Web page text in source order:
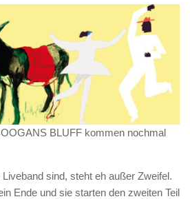
BLUFF kommen nochmal
sind, steht eh außer Zweifel.
Ende und sie starten den zweiten Teil